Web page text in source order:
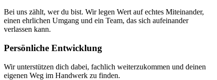
Bei uns zählt, wer du bist. Wir legen Wert auf echtes Miteinander,
einen ehrlichen Umgang und ein Team, das sich aufeinander
verlassen kann.
Persönliche Entwicklung
Wir unterstützen dich dabei, fachlich weiterzukommen und deinen
eigenen Weg im Handwerk zu finden.